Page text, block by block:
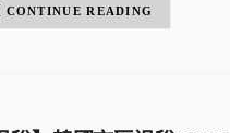
CONTINUE READING